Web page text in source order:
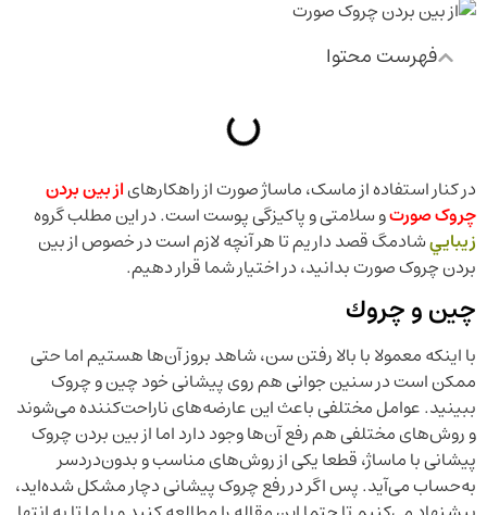
فهرست محتوا
در کنار استفاده از ماسک، ماساژ صورت از راهکارهایاز بین بردن
چروک صورتو سلامتی و پاکیزگی پوست است. در این مطلب گروه
زيباييشادمگ قصد داریم تا هر آنچه لازم است در خصوص از بین
بردن چروک صورت بدانید، در اختیار شما قرار دهیم.
چين و چروك
با اینکه معمولا با بالا رفتن سن، شاهد بروز آن‌ها هستیم اما حتی
ممکن است در سنین جوانی هم روی پیشانی خود چین و چروک
ببینید. عوامل مختلفی باعث این عارضه‌های ناراحت‌کننده می‌شوند
و روش‌های مختلفی هم رفع آن‌ها وجود دارد اما از بین بردن چروک
پیشانی با ماساژ، قطعا یکی از روش‌های مناسب و بدون‌دردسر
به‌حساب می‌آید. پس اگر در رفع چروک پیشانی دچار مشکل شده‌اید،